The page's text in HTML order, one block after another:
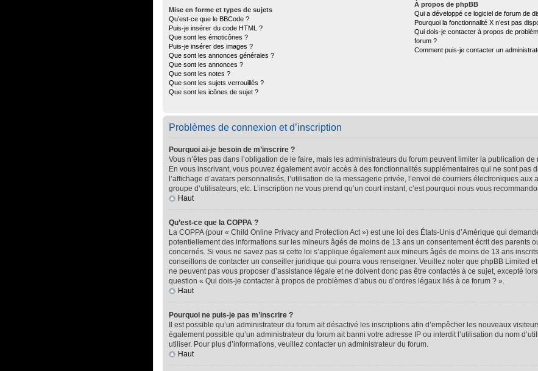
Mise en forme et types de sujets
Qu’est-ce que le BBCode ?
Puis-je insérer du code HTML ?
Que sont les émoticônes ?
Puis-je insérer des images ?
Que sont les annonces générales ?
Que sont les annonces ?
Que sont les notes ?
Que sont les sujets verrouillés ?
Que sont les icônes de sujet ?
À propos de phpBB
Qui a développé ce logiciel de forum de
Pourquoi la fonctionnalité X n’est pas
Qui dois-je contacter à propos de
forum ?
Comment puis-je contacter un
Problèmes de connexion et d’inscription
Pourquoi ai-je besoin de m’inscrire ?
Vous n’êtes pas dans l’obligation de le faire, mais les administrateurs du forum peuvent limiter la publication
En vous inscrivant, vous pouvez également avoir accès à des fonctionnalités supplémentaires qui ne sont pas
l’affichage d’avatars personnalisés, l’utilisation de la messagerie privée, l’envoi de courriers électroniques aux
groupe d’utilisateurs, etc. L’inscription ne vous prend qu’un court instant, c’est pourquoi nous vous
Haut
Qu’est-ce que la COPPA ?
La COPPA (pour « Child Online Privacy and Protection Act ») est une loi des États-Unis d’Amérique qui
potentiellement des informations sur les mineurs âgés de moins de 13 ans un consentement écrit des parents
concernés. Si vous ne savez pas si cette loi s’applique également aux mineurs âgés de moins de 13 ans
conseillons de contacter un conseiller juridique qui pourra vous renseigner. Veuillez noter que phpBB Limited
ne peuvent pas vous proposer d’assistance légale et ne doivent donc pas être contactés à ce sujet, excepté
question « Qui dois-je contacter à propos de problèmes d’abus ou d’ordres légaux liés à ce forum ? ».
Haut
Pourquoi ne puis-je pas m’inscrire ?
Il est possible qu’un administrateur du forum ait désactivé les inscriptions afin d’empêcher les nouveaux
également possible qu’un administrateur du forum ait banni votre adresse IP ou interdit l’utilisation du nom
utiliser. Pour plus d’informations, veuillez contacter un administrateur du forum.
Haut